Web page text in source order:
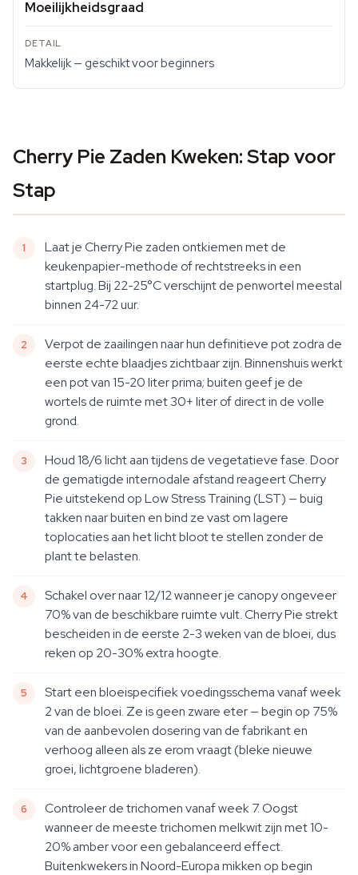
Moeilijkheidsgraad
Makkelijk — geschikt voor beginners
Cherry Pie Zaden Kweken: Stap voor
Stap
Laat je Cherry Pie zaden ontkiemen met de
keukenpapier-methode of rechtstreeks in een
startplug. Bij 22-25°C verschijnt de penwortel meestal
binnen 24-72 uur.
Verpot de zaailingen naar hun definitieve pot zodra de
eerste echte blaadjes zichtbaar zijn. Binnenshuis werkt
een pot van 15-20 liter prima; buiten geef je de
wortels de ruimte met 30+ liter of direct in de volle
grond.
Houd 18/6 licht aan tijdens de vegetatieve fase. Door
de gematigde internodale afstand reageert Cherry
Pie uitstekend op Low Stress Training (LST) — buig
takken naar buiten en bind ze vast om lagere
toplocaties aan het licht bloot te stellen zonder de
plant te belasten.
Schakel over naar 12/12 wanneer je canopy ongeveer
70% van de beschikbare ruimte vult. Cherry Pie strekt
bescheiden in de eerste 2-3 weken van de bloei, dus
reken op 20-30% extra hoogte.
Start een bloeispecifiek voedingsschema vanaf week
2 van de bloei. Ze is geen zware eter — begin op 75%
van de aanbevolen dosering van de fabrikant en
verhoog alleen als ze erom vraagt (bleke nieuwe
groei, lichtgroene bladeren).
Controleer de trichomen vanaf week 7. Oogst
wanneer de meeste trichomen melkwit zijn met 10-
20% amber voor een gebalanceerd effect.
Buitenkwekers in Noord-Europa mikken op begin